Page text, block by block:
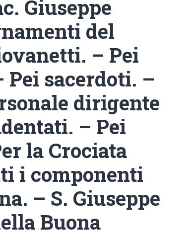
Giuseppe
del
– Pei
sacerdoti. –
dirigente
– Pei
la Crociata
i componenti
– S. Giuseppe
Buona